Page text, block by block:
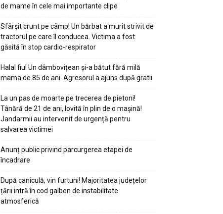
de mame în cele mai importante clipe
Sfârșit crunt pe câmp! Un bărbat a murit strivit de
tractorul pe care îl conducea. Victima a fost
găsită în stop cardio-respirator
Halal fiu! Un dâmbovițean și-a bătut fără milă
mama de 85 de ani. Agresorul a ajuns după gratii
La un pas de moarte pe trecerea de pietoni!
Tânără de 21 de ani, lovită în plin de o mașină!
Jandarmii au intervenit de urgență pentru
salvarea victimei
Anunț public privind parcurgerea etapei de
încadrare
După caniculă, vin furtuni! Majoritatea județelor
țării intră în cod galben de instabilitate
atmosferică